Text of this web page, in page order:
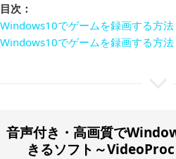
目次：
Windows10でゲームを録画する方
Windows10でゲームを録画する方
音声付き・高画質で
きるソフト～